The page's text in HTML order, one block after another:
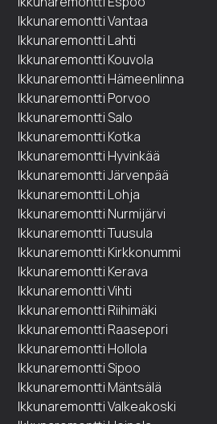
Ikkunaremontti Vantaa
Ikkunaremontti Lahti
Ikkunaremontti Kouvola
Ikkunaremontti Hämeenlinna
Ikkunaremontti Porvoo
Ikkunaremontti Salo
Ikkunaremontti Kotka
Ikkunaremontti Hyvinkää
Ikkunaremontti Järvenpää
Ikkunaremontti Lohja
Ikkunaremontti Nurmijärvi
Ikkunaremontti Tuusula
Ikkunaremontti Kirkkonummi
Ikkunaremontti Kerava
Ikkunaremontti Vihti
Ikkunaremontti Riihimäki
Ikkunaremontti Raasepori
Ikkunaremontti Hollola
Ikkunaremontti Sipoo
Ikkunaremontti Mäntsälä
Ikkunaremontti Valkeakoski